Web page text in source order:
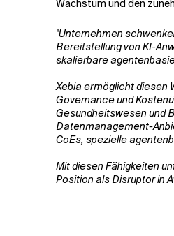
Wachstum und den
"Unternehmen
Bereitstellung von KI-
skalierbare
Xebia ermöglicht diesen
Governance und
Gesundheitswesen und
Datenmanagement-
CoEs, spezielle
Mit diesen Fähigkeiten
Position als Disruptor in